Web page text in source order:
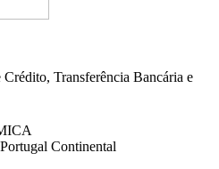
Transferência Bancária e
Continental